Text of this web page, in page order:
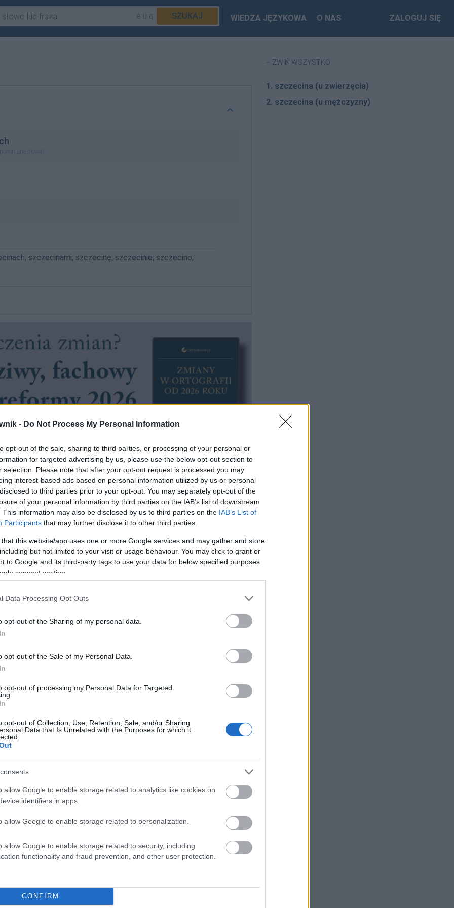
- Do Not Process My Personal Information
opt-out of the sale, sharing to third parties, or processing of your personal or
for targeted advertising by us, please use the below opt-out section to
selection. Please note that after your opt-out request is processed you may
interest-based ads based on personal information utilized by us or personal
to third parties prior to your opt-out. You may separately opt-out of the
of your personal information by third parties on the IAB’s list of downstream
This information may also be disclosed by us to third parties on the IAB’s List of
Participants that may further disclose it to other third parties.
that this website/app uses one or more Google services and may gather and store
but not limited to your visit or usage behaviour. You may click to grant or
to Google and its third-party tags to use your data for below specified purposes
consent section.
Data Processing Opt Outs
opt-out of the Sharing of my personal data.
opt-out of the Sale of my Personal Data.
opt-out of processing my Personal Data for Targeted
opt-out of Collection, Use, Retention, Sale, and/or Sharing
Data that Is Unrelated with the Purposes for which it
allow Google to enable storage related to analytics like cookies on
identifiers in apps.
allow Google to enable storage related to personalization.
allow Google to enable storage related to security, including
functionality and fraud prevention, and other user protection.
CONFIRM
SZUKAJ WIEDZA JĘZYKOWA O NAS ZALOGUJ SIĘ
słowa)
szczecinami; szczecinę; szczecinie; szczecino;
na ławeczce obok stróża Franciszka, z którym szybko
stary. Twarz miał porośniętą rzadką, siwą
przystrzygał ją nożyczkami.
Jan Brzechwa, Gdy owoc dojrzewa, 1958
szczecinami; szczecinę; szczecinie; szczecino;
Brakuje czegoś w haśle?
abonenci Dobrego słownika.
ZWIŃ WSZYSTKO
1. szczecina (u zwierzęcia)
2. szczecina (u mężczyzny)